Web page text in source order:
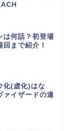
は何話？初登場
まで紹介！
化(虚化)はな
ァイザードの違